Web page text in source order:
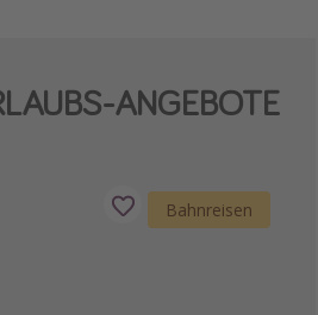
ANGEBOTE
Bahnreisen